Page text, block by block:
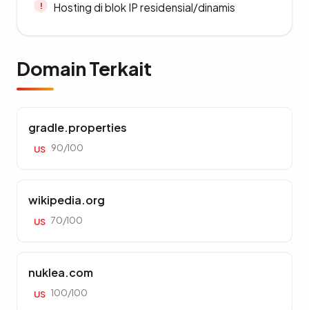
Hosting di blok IP residensial/dinamis
Domain Terkait
gradle.properties
US 90/100
wikipedia.org
US 70/100
nuklea.com
US 100/100